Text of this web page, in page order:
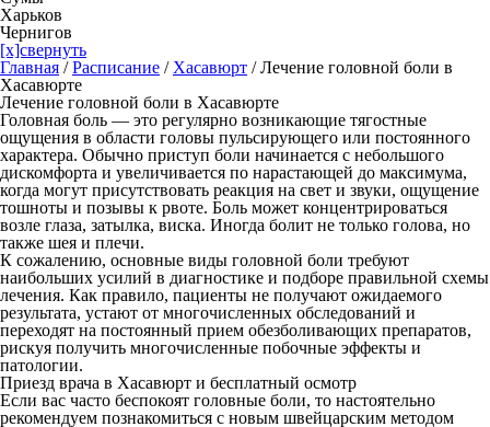
Харьков
Чернигов
[x]свернуть
Главная /Расписание / Хасавюрт /Лечение головной боли в
Хасавюрте
Лечение головной боли в Хасавюрте
Головная боль — это регулярно возникающие тягостные
ощущения в области головы пульсирующего или постоянного
характера. Обычно приступ боли начинается с небольшого
дискомфорта и увеличивается по нарастающей до максимума,
когда могут присутствовать реакция на свет и звуки, ощущение
тошноты и позывы к рвоте. Боль может концентрироваться
возле глаза, затылка, виска. Иногда болит не только голова, но
также шея и плечи.
К сожалению, основные виды головной боли требуют
наибольших усилий в диагностике и подборе правильной схемы
лечения. Как правило, пациенты не получают ожидаемого
результата, устают от многочисленных обследований и
переходят на постоянный прием обезболивающих препаратов,
рискуя получить многочисленные побочные эффекты и
патологии.
Приезд врача в Хасавюрт и бесплатный осмотр
Если вас часто беспокоят головные боли, то настоятельно
рекомендуем познакомиться с новым швейцарским методом